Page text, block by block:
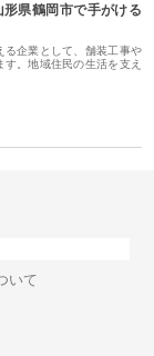
県鶴岡市で手がける
る企業として、舗装工事や
。地域住民の生活を支え
いて